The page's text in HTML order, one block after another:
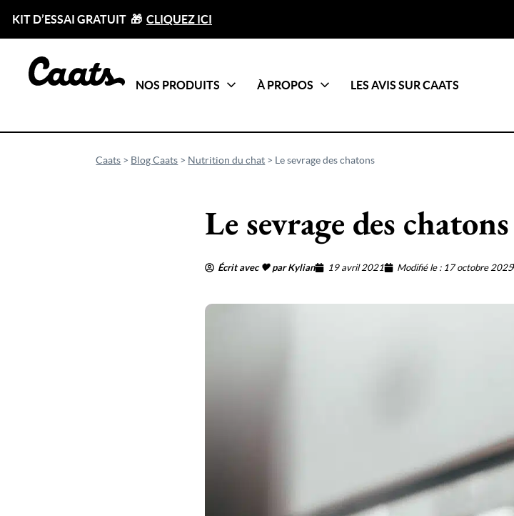
KIT D’ESSAI GRATUIT 🎁 CLIQUEZ ICI
NOS PRODUITS
CatégoriesTout voir
À PROPOS LES AVIS SUR CAATS
Caats > Blog Caats > Nutrition du chat > Le sevrage des chatons
Le sevrage des chatons
Écrit avec 🖤 par Kylian 19 avril 2021 Modifié le : 17 octobre 2025